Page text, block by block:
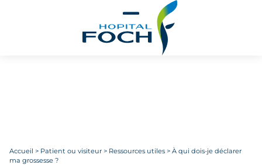
Accueil > Patient ou visiteur > Ressources utiles > À qui dois-je déclarer
ma grossesse ?